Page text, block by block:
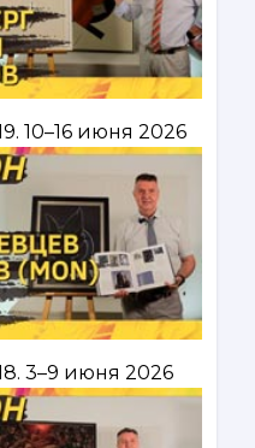
10–16 июня 2026
3–9 июня 2026